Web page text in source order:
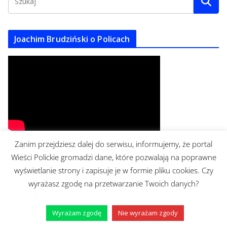
u
Joachim Brudziński o Policach
Hołownia o dobroczynności
Zanim przejdziesz dalej do serwisu, informujemy, że portal
Wieści Polickie gromadzi dane, które pozwalają na poprawne
wyświetlanie strony i zapisuje je w formie pliku cookies. Czy
wyrażasz zgodę na przetwarzanie Twoich danych?
Wyrażam zgodę Nie wyrażam zgody